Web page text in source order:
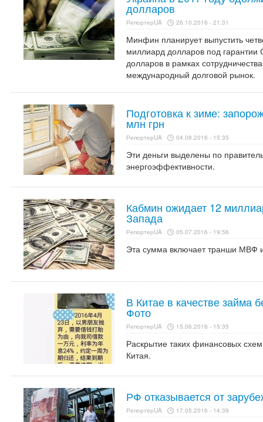
долларов
РепортерUA 26.10.2016 - 21:31
Минфин планирует выпустить
миллиард долларов под
долларов в рамках
международный долговой рынок.
Подготовка к зиме:
млн грн
РепортерUA 04.08.2016 - 15:35
Эти деньги выделены по
энергоэффективности.
Кабмин ожидает 12
Запада
РепортерUA 05.07.2016 - 19:56
Эта сумма включает транши
В Китае в качестве займа
Фото
РепортерUA 15.06.2016 - 15:35
Раскрытие таких финансовых
Китая.
РФ отказывается от
РепортерUA 17.05.2016 - 14:39